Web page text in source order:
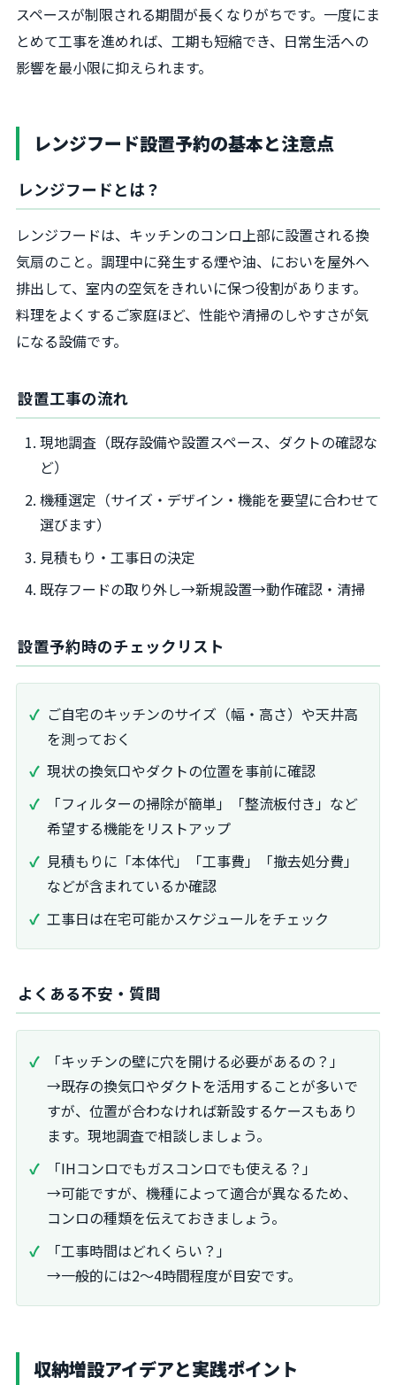
スペースが制限される期間が長くなりがちです。一度にま
とめて工事を進めれば、工期も短縮でき、日常生活への
影響を最小限に抑えられます。
レンジフード設置予約の基本と注意点
レンジフードとは？
レンジフードは、キッチンのコンロ上部に設置される換
気扇のこと。調理中に発生する煙や油、においを屋外へ
排出して、室内の空気をきれいに保つ役割があります。
料理をよくするご家庭ほど、性能や清掃のしやすさが気
になる設備です。
設置工事の流れ
現地調査（既存設備や設置スペース、ダクトの確認な
ど）
機種選定（サイズ・デザイン・機能を要望に合わせて
選びます）
見積もり・工事日の決定
既存フードの取り外し→新規設置→動作確認・清掃
設置予約時のチェックリスト
ご自宅のキッチンのサイズ（幅・高さ）や天井高
を測っておく
現状の換気口やダクトの位置を事前に確認
「フィルターの掃除が簡単」「整流板付き」など
希望する機能をリストアップ
見積もりに「本体代」「工事費」「撤去処分費」
などが含まれているか確認
工事日は在宅可能かスケジュールをチェック
よくある不安・質問
「キッチンの壁に穴を開ける必要があるの？」
→既存の換気口やダクトを活用することが多いで
すが、位置が合わなければ新設するケースもあり
ます。現地調査で相談しましょう。
「IHコンロでもガスコンロでも使える？」
→可能ですが、機種によって適合が異なるため、
コンロの種類を伝えておきましょう。
「工事時間はどれくらい？」
→一般的には2～4時間程度が目安です。
収納増設アイデアと実践ポイント